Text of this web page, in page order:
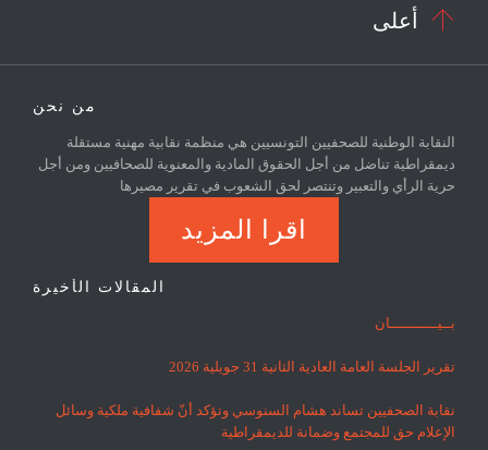
 أعلى
من نحن
النقابة الوطنية للصحفيين التونسيين هي منظمة نقابية مهنية مستقلة
ديمقراطية تناضل من أجل الحقوق المادية والمعنوية للصحافيين ومن أجل
حرية الرأي والتعبير وتنتصر لحق الشعوب في تقرير مصيرها
اقرا المزيد
المقالات الأخيرة
بــيـــــــــــان
تقرير الجلسة العامة العادية الثانية 31 جويلية 2026
نقابة الصحفيين تساند هشام السنوسي وتؤكد أنّ شفافية ملكية وسائل
الإعلام حق للمجتمع وضمانة للديمقراطية